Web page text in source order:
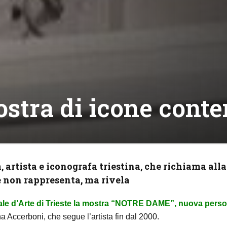
di icone
artista e iconografa triestina, che richiama alla
rappresenta, ma rivela
d’Arte di Trieste la mostra “NOTRE DAME”, nuova
Accerboni, che segue l’artista fin dal 2000.